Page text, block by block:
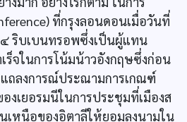
ที่กรุงลอนดอนเมื่อวันที่
ริบเบนทรอพซึ่งเป็นผู้แทน
ร็จในการโน้มน้าวอังกฤษซึ่งก่อน
ถลงการณ์ประณามการเกณฑ์
งเยอรมนีในการประชุมที่เมืองส
เหนือของอิตาลีให้ยอมลงนามใน